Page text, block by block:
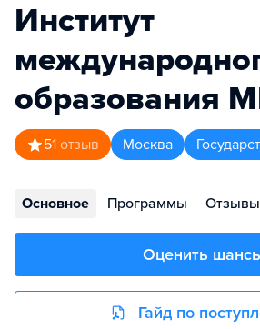
Институт
образования
51 отзыв Москва
Основное Программы Отзывы
Оценить
Гайд по